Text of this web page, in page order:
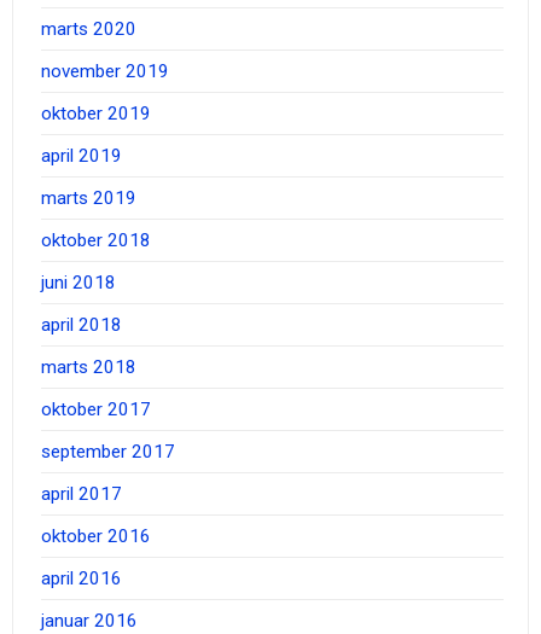
marts 2020
november 2019
oktober 2019
april 2019
marts 2019
oktober 2018
juni 2018
april 2018
marts 2018
oktober 2017
september 2017
april 2017
oktober 2016
april 2016
januar 2016